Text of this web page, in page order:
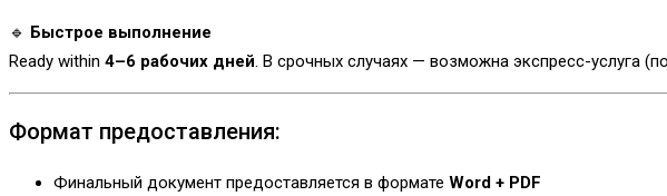
🔹 Быстрое выполнение
Ready within 4–6 рабочих дней. В срочных случаях — возможна экспресс-услуга
Формат предоставления:
Финальный документ предоставляется в формате Word + PDF